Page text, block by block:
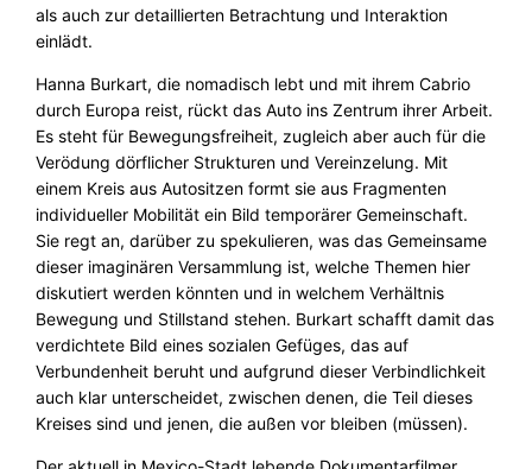
als auch zur detaillierten Betrachtung und Interaktion
einlädt.
Hanna Burkart, die nomadisch lebt und mit ihrem Cabrio
durch Europa reist, rückt das Auto ins Zentrum ihrer Arbeit.
Es steht für Bewegungsfreiheit, zugleich aber auch für die
Verödung dörflicher Strukturen und Vereinzelung. Mit
einem Kreis aus Autositzen formt sie aus Fragmenten
individueller Mobilität ein Bild temporärer Gemeinschaft.
Sie regt an, darüber zu spekulieren, was das Gemeinsame
dieser imaginären Versammlung ist, welche Themen hier
diskutiert werden könnten und in welchem Verhältnis
Bewegung und Stillstand stehen. Burkart schafft damit das
verdichtete Bild eines sozialen Gefüges, das auf
Verbundenheit beruht und aufgrund dieser Verbindlichkeit
auch klar unterscheidet, zwischen denen, die Teil dieses
Kreises sind und jenen, die außen vor bleiben (müssen).